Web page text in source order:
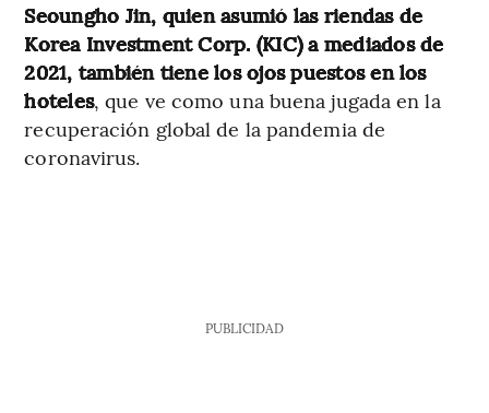
Seoungho Jin, quien asumió las riendas de
Korea Investment Corp. (KIC) a mediados de
2021, también tiene los ojos puestos en los
hoteles, que ve como una buena jugada en la
recuperación global de la pandemia de
coronavirus.
PUBLICIDAD